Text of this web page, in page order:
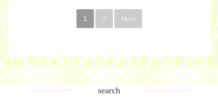
1 2 Next
search